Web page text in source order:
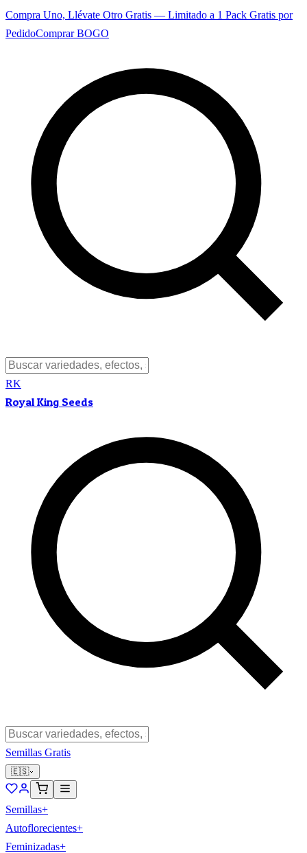
Compra Uno, Llévate Otro Gratis — Limitado a 1 Pack Gratis por
PedidoComprar BOGO
RK
Royal King Seeds
Semillas Gratis
🇪🇸
Semillas+
Autoflorecientes+
Feminizadas+